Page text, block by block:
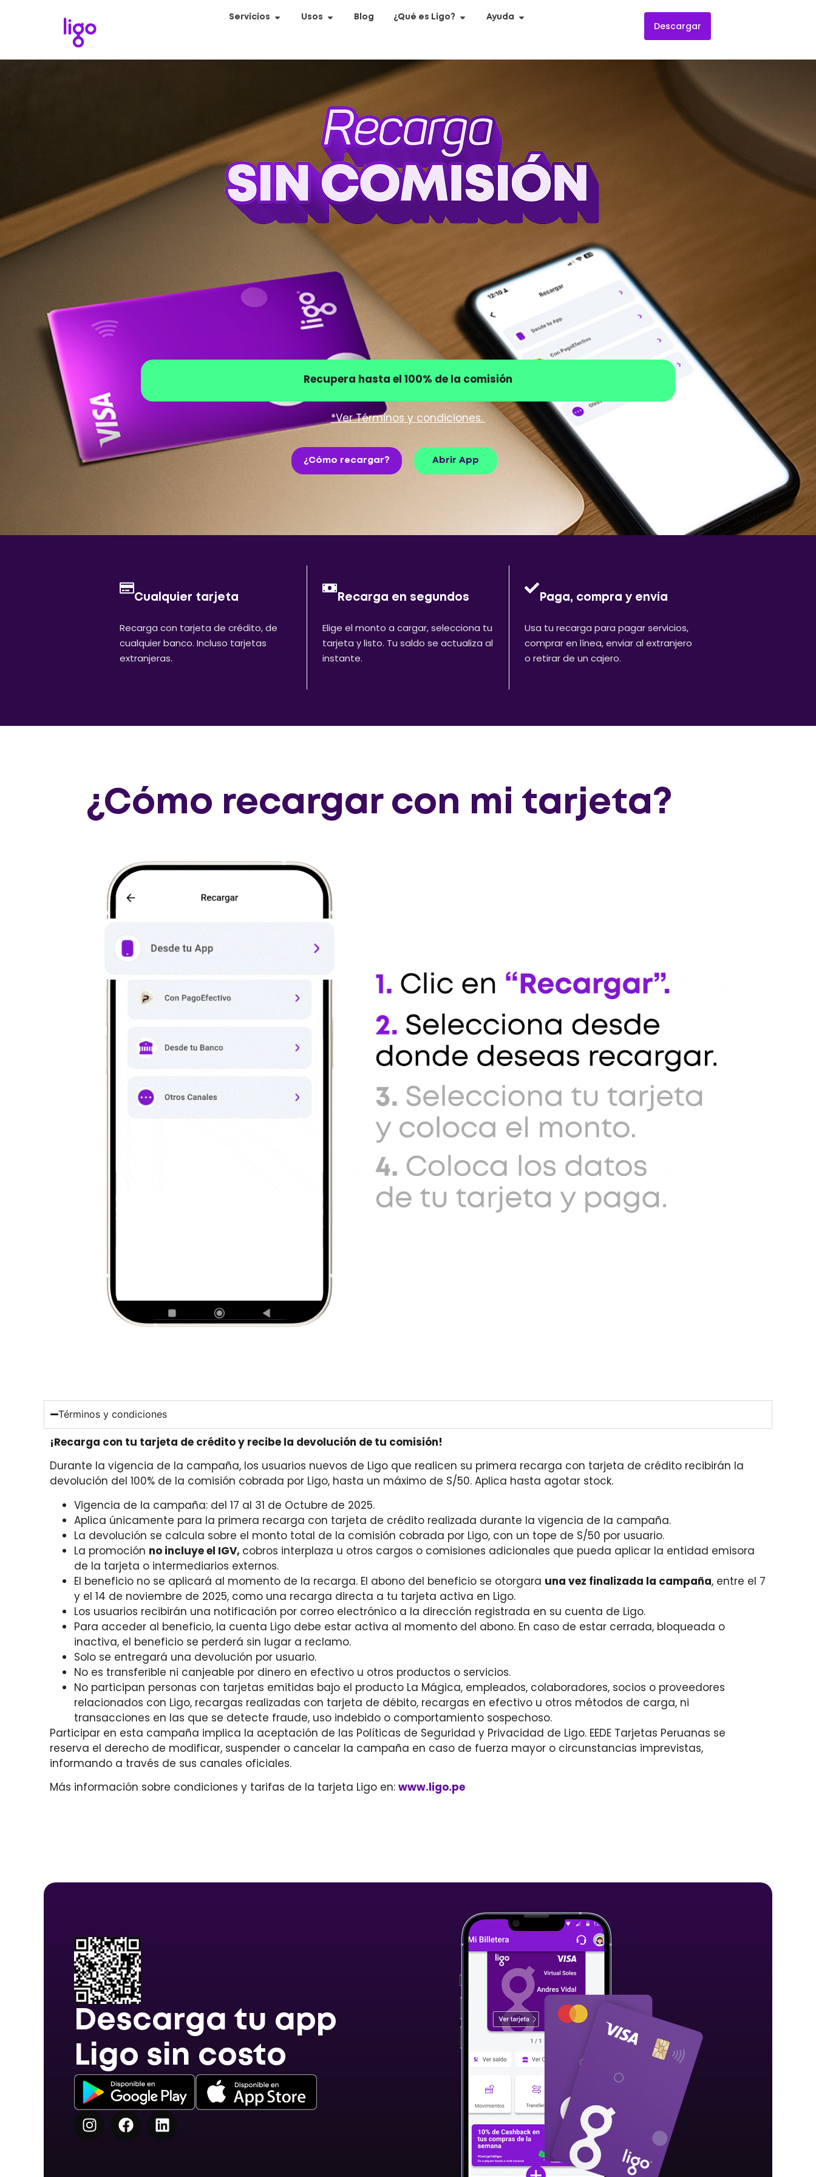
Servicios Usos Blog ¿Qué es Ligo? Ayuda
Descargar
Recupera hasta el 100% de la comisión
*Ver Términos y condiciones.
¿Cómo recargar? Abrir App
Cualquier tarjeta
Recarga con tarjeta de crédito, de
cualquier banco. Incluso tarjetas
extranjeras.
Recarga en segundos
Elige el monto a cargar, selecciona tu
tarjeta y listo. Tu saldo se actualiza al
instante.
Paga, compra y envía
Usa tu recarga para pagar servicios,
comprar en línea, enviar al extranjero
o retirar de un cajero.
¿Cómo recargar con mi tarjeta?
Términos y condiciones
¡Recarga con tu tarjeta de crédito y recibe la devolución de tu comisión!
Durante la vigencia de la campaña, los usuarios nuevos de Ligo que realicen su primera recarga con tarjeta de crédito recibirán la
devolución del 100% de la comisión cobrada por Ligo, hasta un máximo de S/50. Aplica hasta agotar stock.
Vigencia de la campaña: del 17 al 31 de Octubre de 2025.
Aplica únicamente para la primera recarga con tarjeta de crédito realizada durante la vigencia de la campaña.
La devolución se calcula sobre el monto total de la comisión cobrada por Ligo, con un tope de S/50 por usuario.
La promoción no incluye el IGV, cobros interplaza u otros cargos o comisiones adicionales que pueda aplicar la entidad emisora
de la tarjeta o intermediarios externos.
El beneficio no se aplicará al momento de la recarga. El abono del beneficio se otorgara una vez finalizada la campaña, entre el 7
y el 14 de noviembre de 2025, como una recarga directa a tu tarjeta activa en Ligo.
Los usuarios recibirán una notificación por correo electrónico a la dirección registrada en su cuenta de Ligo.
Para acceder al beneficio, la cuenta Ligo debe estar activa al momento del abono. En caso de estar cerrada, bloqueada o
inactiva, el beneficio se perderá sin lugar a reclamo.
Solo se entregará una devolución por usuario.
No es transferible ni canjeable por dinero en efectivo u otros productos o servicios.
No participan personas con tarjetas emitidas bajo el producto La Mágica, empleados, colaboradores, socios o proveedores
relacionados con Ligo, recargas realizadas con tarjeta de débito, recargas en efectivo u otros métodos de carga, ni
transacciones en las que se detecte fraude, uso indebido o comportamiento sospechoso.
Participar en esta campaña implica la aceptación de las Políticas de Seguridad y Privacidad de Ligo. EEDE Tarjetas Peruanas se
reserva el derecho de modificar, suspender o cancelar la campaña en caso de fuerza mayor o circunstancias imprevistas,
informando a través de sus canales oficiales.
Más información sobre condiciones y tarifas de la tarjeta Ligo en: www.ligo.pe
Descarga tu app
Ligo sin costo